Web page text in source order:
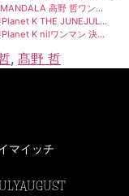
高野 哲ワンマン
THE JUNEJULYAUGUSTワンマン
K nilワンマン 決定！
, 髙野 哲
マイッチ